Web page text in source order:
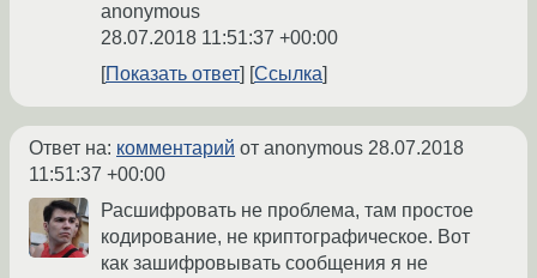
anonymous
28.07.2018 11:51:37 +00:00
Показать ответ
Ссылка
Ответ на: комментарий от anonymous 28.07.2018
11:51:37 +00:00
Расшифровать не проблема, там простое
кодирование, не криптографическое. Вот
как зашифровывать сообщения я не